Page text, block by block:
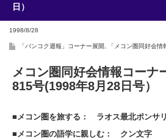
日）
1998/8/28
「バンコク週報」コーナー展開 「メコン圏同好会情
メコン圏同好会情報コーナ
815号(1998年8月28日号）
■メコン圏を旅する： ラオス最北ポンサ
■メコン圏の語学に親しむ： クン文字